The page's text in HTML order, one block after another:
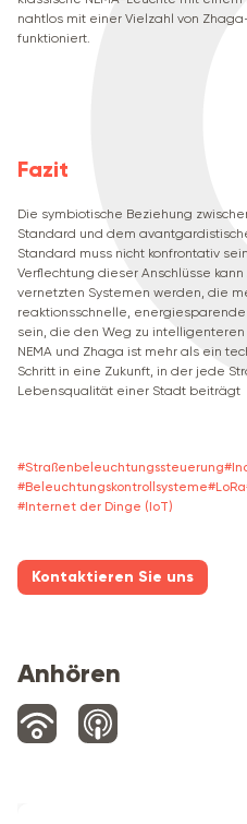
nahtlos mit einer Vielzahl von
funktioniert.
Fazit
Die symbiotische Beziehung
Standard und dem
Standard muss nicht konfrontativ
Verflechtung dieser Anschlüsse
vernetzten Systemen werden, die
reaktionsschnelle,
sein, die den Weg zu
NEMA und Zhaga ist mehr als ein
Schritt in eine Zukunft, in der jede
Lebensqualität einer Stadt beiträgt
#Straßenbeleuchtungssteuerung#
#Beleuchtungskontrollsysteme#LoRa
#Internet der Dinge (IoT)
Kontaktieren Sie uns
Anhören